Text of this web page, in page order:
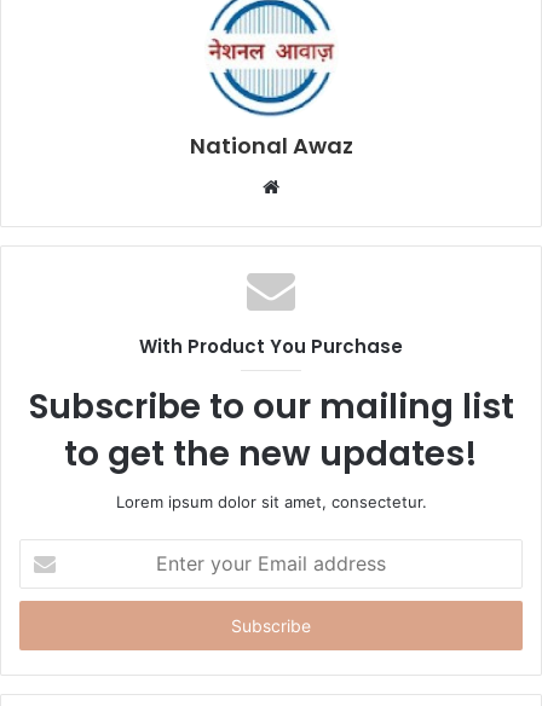
National Awaz
b
s
i
e
With Product You Purchase
Subscribe to our mailing list
to get the new updates!
Lorem ipsum dolor sit amet, consectetur.
t
r
y